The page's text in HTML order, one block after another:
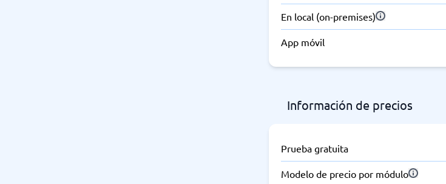
En local (on-premises)
App móvil
Información de precios
Prueba gratuita
Modelo de precio por módulo